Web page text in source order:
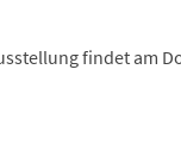
findet am